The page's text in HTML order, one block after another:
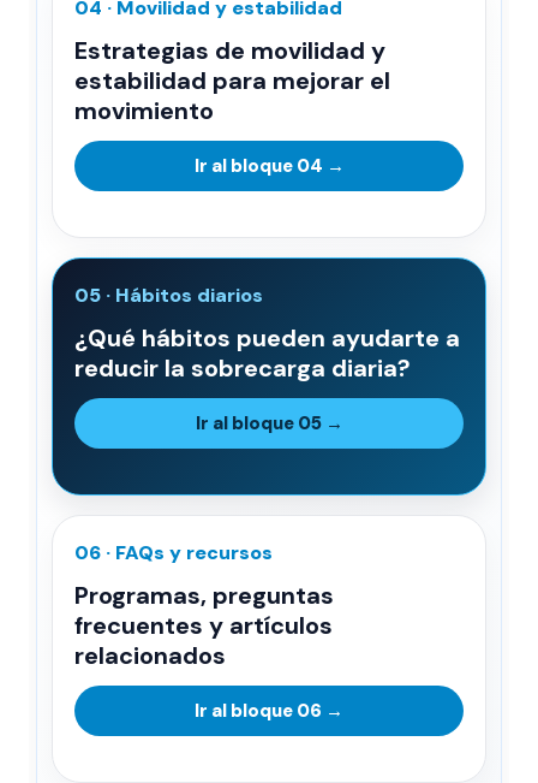
04 · Movilidad y estabilidad
Estrategias de movilidad y
estabilidad para mejorar el
movimiento
Ir al bloque 04 →
05 · Hábitos diarios
¿Qué hábitos pueden ayudarte a
reducir la sobrecarga diaria?
Ir al bloque 05 →
06 · FAQs y recursos
Programas, preguntas
frecuentes y artículos
relacionados
Ir al bloque 06 →